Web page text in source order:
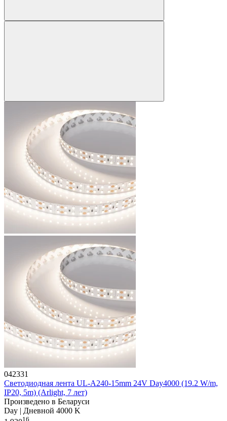
042331
Светодиодная лента UL-A240-15mm 24V Day4000 (19.2 W/m,
IP20, 5m) (Arlight, 7 лет)
Произведено в Беларуси
Day | Дневной 4000 K
16